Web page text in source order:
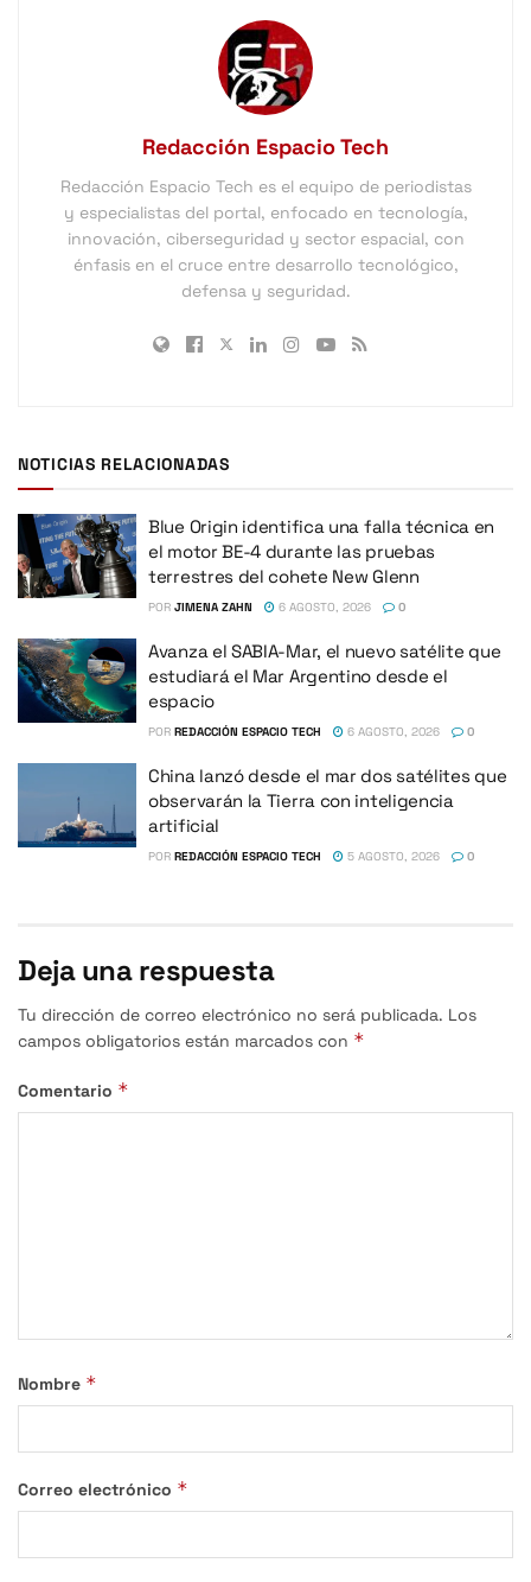
Redacción Espacio Tech
Redacción Espacio Tech es el equipo de periodistas
y especialistas del portal, enfocado en tecnología,
innovación, ciberseguridad y sector espacial, con
énfasis en el cruce entre desarrollo tecnológico,
defensa y seguridad.
NOTICIAS RELACIONADAS
Blue Origin identifica una falla técnica en
el motor BE-4 durante las pruebas
terrestres del cohete New Glenn
POR JIMENA ZAHN 6 AGOSTO, 2026 0
Avanza el SABIA-Mar, el nuevo satélite que
estudiará el Mar Argentino desde el
espacio
POR REDACCIÓN ESPACIO TECH 6 AGOSTO, 2026 0
China lanzó desde el mar dos satélites que
observarán la Tierra con inteligencia
artificial
POR REDACCIÓN ESPACIO TECH 5 AGOSTO, 2026 0
Deja una respuesta
Tu dirección de correo electrónico no será publicada. Los
campos obligatorios están marcados con *
Comentario *
Nombre *
Correo electrónico *